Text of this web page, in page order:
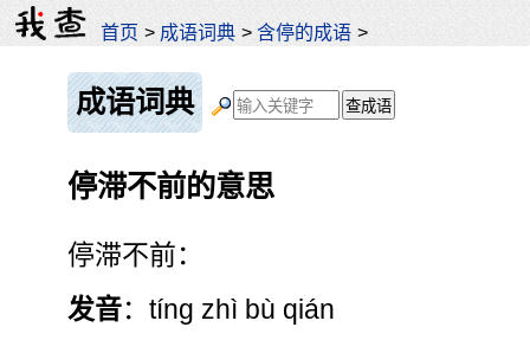
首页 > 成语词典 >含停的成语 >
成语词典
停滞不前的意思
停滞不前：
发音：tíng zhì bù qián